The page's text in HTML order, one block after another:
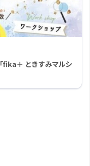
fika＋ ときすみマルシ